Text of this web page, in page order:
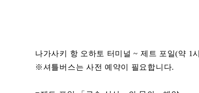
나가사키 항 오하토 터미널 ~ 제트 포일(약 1
※셔틀버스는 사전 예약이 필요합니다.